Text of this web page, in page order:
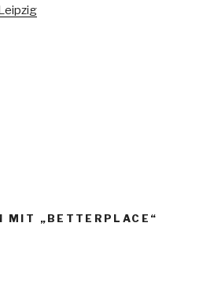
MIT „BETTERPLACE“